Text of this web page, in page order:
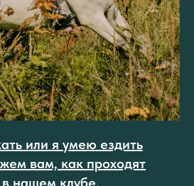
или я умею ездить
вам, как проходят
нашем клубе.